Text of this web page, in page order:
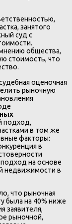
занятого
суд с
общества,
стоимость, что
оценочная
рыночную
подход,
в том же
факторы:
в
на основе
недвижимости в
что рыночная
была на 40% ниже
заявителя,
рыночной,